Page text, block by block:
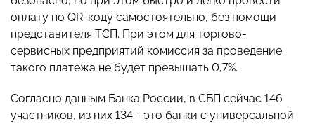
оплату по QR-коду самостоятельно, без помощи
представителя ТСП. При этом для торгово-
сервисных предприятий комиссия за проведение
такого платежа не будет превышать 0,7%.
Согласно данным Банка России, в СБП сейчас 146
участников, из них 134 - это банки с универсальной